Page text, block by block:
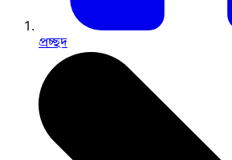
প্রচ্ছদ